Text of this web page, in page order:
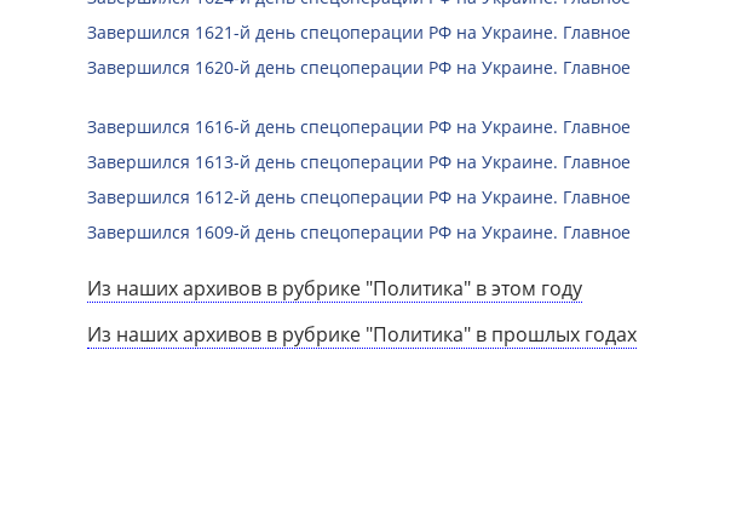
Завершился 1621-й день спецоперации РФ на Украине. Главное
Завершился 1620-й день спецоперации РФ на Украине. Главное
Завершился 1616-й день спецоперации РФ на Украине. Главное
Завершился 1613-й день спецоперации РФ на Украине. Главное
Завершился 1612-й день спецоперации РФ на Украине. Главное
Завершился 1609-й день спецоперации РФ на Украине. Главное
Из наших архивов в рубрике "Политика" в этом году
Из наших архивов в рубрике "Политика" в прошлых годах